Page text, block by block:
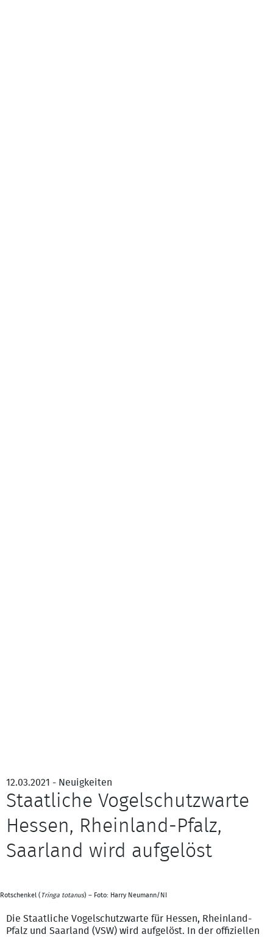
12.03.2021 - Neuigkeiten
Staatliche Vogelschutzwarte
Hessen, Rheinland-Pfalz,
Saarland wird aufgelöst
Rotschenkel ( Tringa totanus) – Foto: Harry Neumann/NI
Die Staatliche Vogelschutzwarte für Hessen, Rheinland-
Pfalz und Saarland (VSW) wird aufgelöst. In der offiziellen